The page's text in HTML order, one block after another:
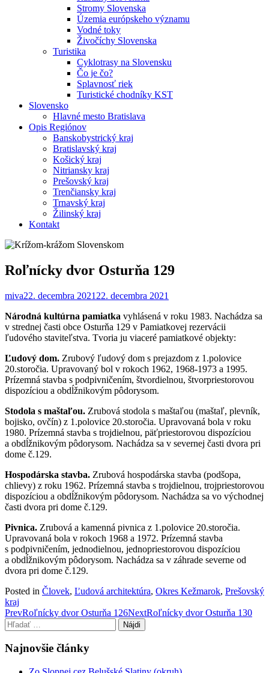
Stromy Slovenska
Územia európskeho významu
Vodné toky
Živočíchy Slovenska
Turistika
Cyklotrasy na Slovensku
Čo je čo?
Splavnosť riek
Turistické chodníky KST
Slovensko
Hlavné mesto Bratislava
Opis Regiónov
Banskobystrický kraj
Bratislavský kraj
Košický kraj
Nitriansky kraj
Prešovský kraj
Trenčiansky kraj
Trnavský kraj
Žilinský kraj
Kontakt
Roľnícky dvor Osturňa 129
miva22. decembra 2021 22. decembra 2021
Národná kultúrna pamiatka vyhlásená v roku 1983. Nachádza sa
v strednej časti obce Osturňa 129 v Pamiatkovej rezervácii
ľudového staviteľstva. Tvoria ju viaceré pamiatkové objekty:
Ľudový dom. Zrubový ľudový dom s prejazdom z 1.polovice
20.storočia. Upravovaný bol v rokoch 1962, 1968-1973 a 1995.
Prízemná stavba s podpivničením, štvordielnou, štvorpriestorovou
dispozíciou a obdĺžnikovým pôdorysom.
Stodola s maštaľou. Zrubová stodola s maštaľou (maštaľ, plevník,
bojisko, ovčín) z 1.polovice 20.storočia. Upravovaná bola v roku
1980. Prízemná stavba s trojdielnou, päťpriestorovou dispozíciou
a obdĺžnikovým pôdorysom. Nachádza sa v severnej časti dvora pri
dome č.129.
Hospodárska stavba. Zrubová hospodárska stavba (podšopa,
chlievy) z roku 1962. Prízemná stavba s trojdielnou, trojpriestorovou
dispozíciou a obdĺžnikovým pôdorysom. Nachádza sa vo východnej
časti dvora pri dome č.129.
Pivnica. Zrubová a kamenná pivnica z 1.polovice 20.storočia.
Upravovaná bola v rokoch 1968 a 1972. Prízemná stavba
s podpivničením, jednodielnou, jednopriestorovou dispozíciou
a obdĺžnikovým pôdorysom. Nachádza sa v záhrade severne od
dvora pri dome č.129.
Posted in Človek, Ľudová architektúra, Okres Kežmarok, Prešovský
kraj
Post
navigation
PrevRoľnícky dvor Osturňa 126NextRoľnícky dvor Osturňa 130
Hľadať:
Najnovšie články